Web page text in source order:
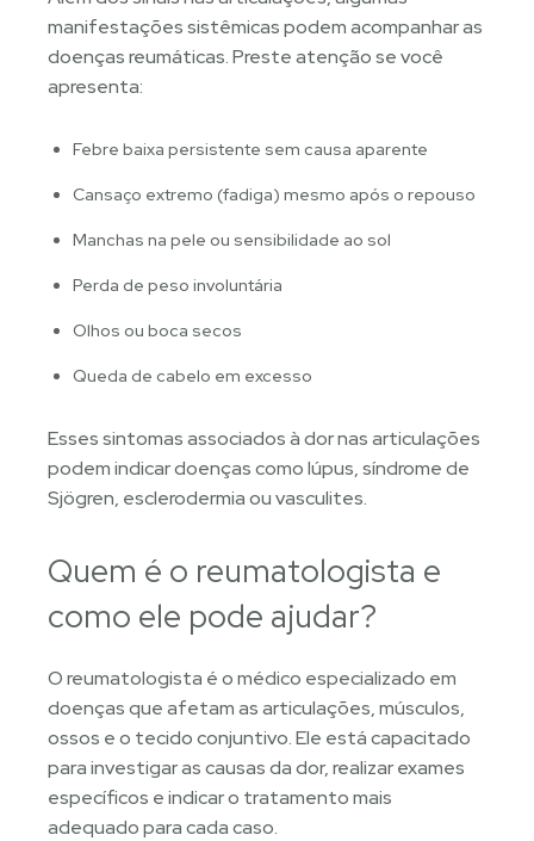
manifestações sistêmicas podem acompanhar as
doenças reumáticas. Preste atenção se você
apresenta:
Febre baixa persistente sem causa aparente
Cansaço extremo (fadiga) mesmo após o repouso
Manchas na pele ou sensibilidade ao sol
Perda de peso involuntária
Olhos ou boca secos
Queda de cabelo em excesso
Esses sintomas associados à dor nas articulações
podem indicar doenças como lúpus, síndrome de
Sjögren, esclerodermia ou vasculites.
Quem é o reumatologista e
como ele pode ajudar?
O reumatologista é o médico especializado em
doenças que afetam as articulações, músculos,
ossos e o tecido conjuntivo. Ele está capacitado
para investigar as causas da dor, realizar exames
específicos e indicar o tratamento mais
adequado para cada caso.